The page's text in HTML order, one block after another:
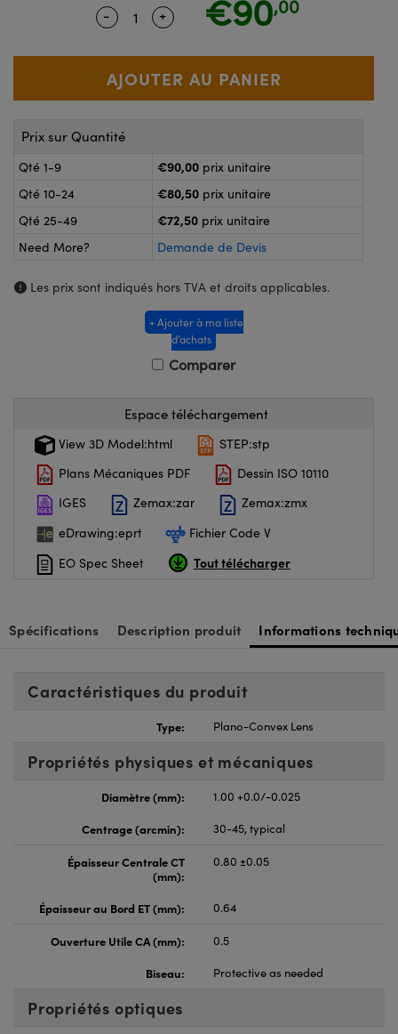
de Poche ou à Mesure Directe
: Microscopie
: Caméras
Optiques Lightpath
Gratings™
Quantity Selector
- Use the plus and minus buttons to
+ €90,00
Prix sur Quantité
Qté 1-9 €90,00 prix unitaire
Qté 10-24
€80,50 prix unitaire
Qté 25-49
€72,50 prix unitaire
Need More?
Demande de Devis
Les prix sont indiqués hors TVA et droits applicables.
+ Ajouter à ma liste
d’achats
Comparer
Espace téléchargement
View 3D Model:html
STEP:stp
Plans Mécaniques PDF
Dessin ISO 10110
IGES
Zemax:zar
Zemax:zmx
eDrawing:eprt
Fichier Code V
EO Spec Sheet
Tout télécharger
Spécifications Description produit Informations
Caractéristiques du produit
Type: Plano-Convex Lens
Propriétés physiques et mécaniques
Diamètre (mm):
1.00 +0.0/-0.025
Centrage (arcmin):
30-45, typical
Épaisseur Centrale CT
(mm):
0.80 ±0.05
Épaisseur au Bord ET (mm): 0.64
Ouverture Utile CA (mm):
0.5
Biseau:
Protective as needed
Propriétés optiques